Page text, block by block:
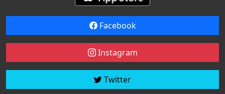
Facebook
Instagram
Twitter